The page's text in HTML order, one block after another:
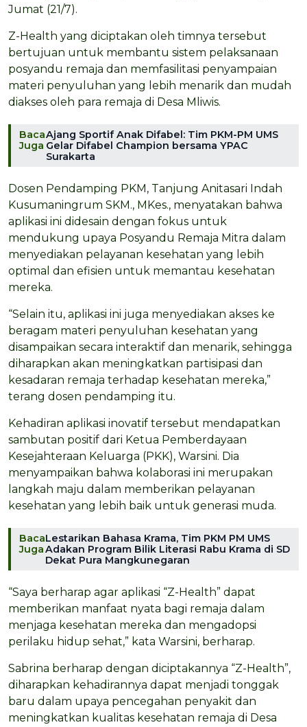
Jumat (21/7).
Z-Health yang diciptakan oleh timnya tersebut
bertujuan untuk membantu sistem pelaksanaan
posyandu remaja dan memfasilitasi penyampaian
materi penyuluhan yang lebih menarik dan mudah
diakses oleh para remaja di Desa Mliwis.
Baca
Juga
Ajang Sportif Anak Difabel: Tim PKM-PM UMS
Gelar Difabel Champion bersama YPAC
Surakarta
Dosen Pendamping PKM, Tanjung Anitasari Indah
Kusumaningrum SKM., MKes., menyatakan bahwa
aplikasi ini didesain dengan fokus untuk
mendukung upaya Posyandu Remaja Mitra dalam
menyediakan pelayanan kesehatan yang lebih
optimal dan efisien untuk memantau kesehatan
mereka.
“Selain itu, aplikasi ini juga menyediakan akses ke
beragam materi penyuluhan kesehatan yang
disampaikan secara interaktif dan menarik, sehingga
diharapkan akan meningkatkan partisipasi dan
kesadaran remaja terhadap kesehatan mereka,”
terang dosen pendamping itu.
Kehadiran aplikasi inovatif tersebut mendapatkan
sambutan positif dari Ketua Pemberdayaan
Kesejahteraan Keluarga (PKK), Warsini. Dia
menyampaikan bahwa kolaborasi ini merupakan
langkah maju dalam memberikan pelayanan
kesehatan yang lebih baik untuk generasi muda.
Baca
Juga
Lestarikan Bahasa Krama, Tim PKM PM UMS
Adakan Program Bilik Literasi Rabu Krama di SD
Dekat Pura Mangkunegaran
“Saya berharap agar aplikasi “Z-Health” dapat
memberikan manfaat nyata bagi remaja dalam
menjaga kesehatan mereka dan mengadopsi
perilaku hidup sehat,” kata Warsini, berharap.
Sabrina berharap dengan diciptakannya “Z-Health”,
diharapkan kehadirannya dapat menjadi tonggak
baru dalam upaya pencegahan penyakit dan
meningkatkan kualitas kesehatan remaja di Desa